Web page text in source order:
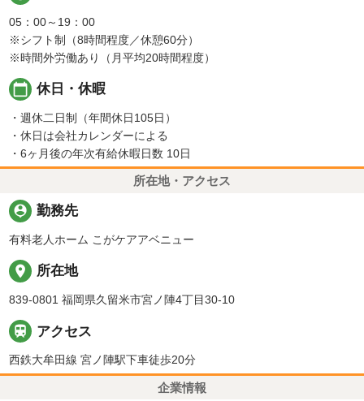
05：00～19：00
※シフト制（8時間程度／休憩60分）
※時間外労働あり（月平均20時間程度）
calendar_today 休日・休暇
・週休二日制（年間休日105日）
・休日は会社カレンダーによる
・6ヶ月後の年次有給休暇日数 10日
所在地・アクセス
person_pin 勤務先
有料老人ホーム こがケアアベニュー
place 所在地
839-0801 福岡県久留米市宮ノ陣4丁目30-10
 アクセス
西鉄大牟田線 宮ノ陣駅下車徒歩20分
企業情報